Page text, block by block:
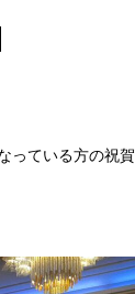
っている方の祝